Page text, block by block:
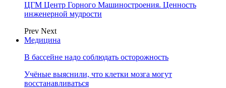
ЦГМ Центр Горного Машиностроения. Ценность
инженерной мудрости
Prev Next
Медицина
В бассейне надо соблюдать осторожность
Учёные выяснили, что клетки мозга могут
восстанавливаться